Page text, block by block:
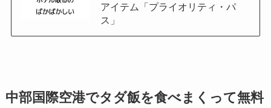
アイテム「プライオリティ・パ
ス」
中部国際空港でタダ飯を食べまくって無料